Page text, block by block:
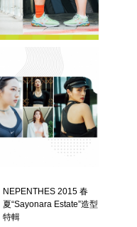
NEPENTHES 2015 春
夏“Sayonara Estate”造型
特輯